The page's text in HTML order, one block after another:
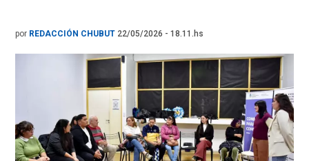
por REDACCIÓN CHUBUT 22/05/2026 - 18.11.hs